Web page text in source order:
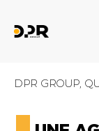
DPR GROUP,